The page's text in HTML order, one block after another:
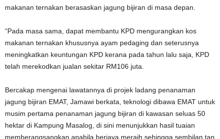
makanan ternakan berasaskan jagung bijiran di masa depan.
“Pada masa sama, dapat membantu KPD mengurangkan kos
makanan ternakan khususnya ayam pedaging dan seterusnya
meningkatkan keuntungan KPD kerana pada tahun lalu saja, KPD
telah merekodkan jualan sekitar RM106 juta.
Bercakap mengenai lawatannya di projek ladang penanaman
jagung bijiran EMAT, Jamawi berkata, teknologi dibawa EMAT untuk
musim pertama penanaman jagung bijiran di kawasan seluas 50
hektar di Kampung Masalog, di sini menunjukkan hasil tuaian
memberangsangkan apabila berjaya meraih sehingga sembilan tan